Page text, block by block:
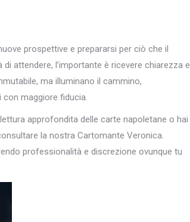
prospettive e prepararsi per ciò che il
attendere, l’importante è ricevere chiarezza e
ma illuminano il cammino,
maggiore fiducia.
approfondita delle carte napoletane o hai
la nostra Cartomante Veronica.
professionalità e discrezione ovunque tu